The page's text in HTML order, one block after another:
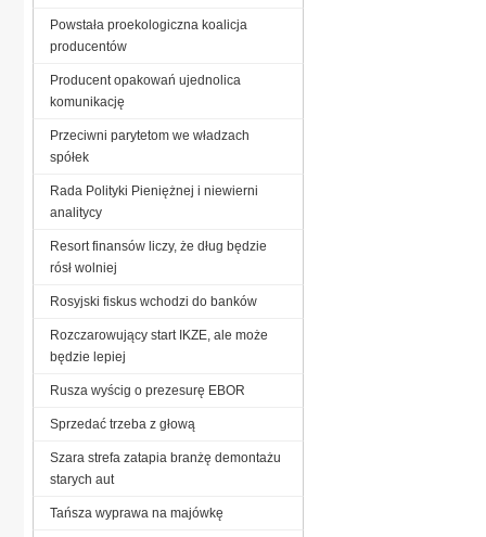
Powstała proekologiczna koalicja
producentów
Producent opakowań ujednolica
komunikację
Przeciwni parytetom we władzach
spółek
Rada Polityki Pieniężnej i niewierni
analitycy
Resort finansów liczy, że dług będzie
rósł wolniej
Rosyjski fiskus wchodzi do banków
Rozczarowujący start IKZE, ale może
będzie lepiej
Rusza wyścig o prezesurę EBOR
Sprzedać trzeba z głową
Szara strefa zatapia branżę demontażu
starych aut
Tańsza wyprawa na majówkę